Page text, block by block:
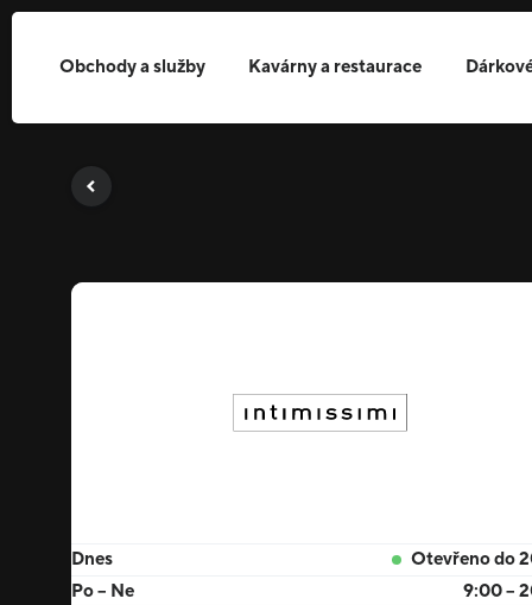
Obchody a služby Kavárny a restaurace
Dnes
Otevřeno do
Po – Ne
9:00 –